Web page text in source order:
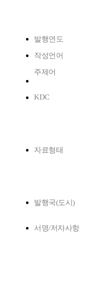
발행연도
작성언어
주제어
KDC
자료형태
발행국(도시)
서명/저자사항